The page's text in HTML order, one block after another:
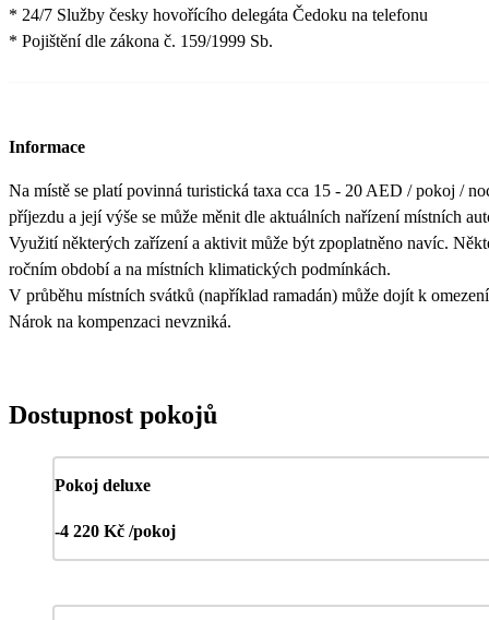
* 24/7 Služby česky hovořícího delegáta Čedoku na telefonu
* Pojištění dle zákona č. 159/1999 Sb.
Informace
Na místě se platí povinná turistická taxa cca 15 - 20 AED / pokoj /
příjezdu a její výše se může měnit dle aktuálních nařízení místních
Využití některých zařízení a aktivit může být zpoplatněno navíc.
ročním období a na místních klimatických podmínkách.
V průběhu místních svátků (například ramadán) může dojít k
Nárok na kompenzaci nevzniká.
Dostupnost pokojů
Pokoj deluxe
-4 220 Kč /pokoj